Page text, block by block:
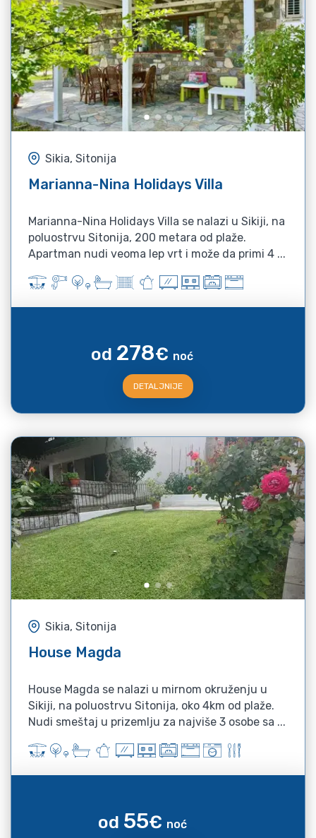
Sikia, Sitonija
Marianna-Nina Holidays Villa
Marianna-Nina Holidays Villa se nalazi u Sikiji, na
poluostrvu Sitonija, 200 metara od plaže.
Apartman nudi veoma lep vrt i može da primi 4 ...
od 278€ noć
DETALJNIJE
Sikia, Sitonija
House Magda
House Magda se nalazi u mirnom okruženju u
Sikiji, na poluostrvu Sitonija, oko 4km od plaže.
Nudi smeštaj u prizemlju za najviše 3 osobe sa ...
od 55€ noć